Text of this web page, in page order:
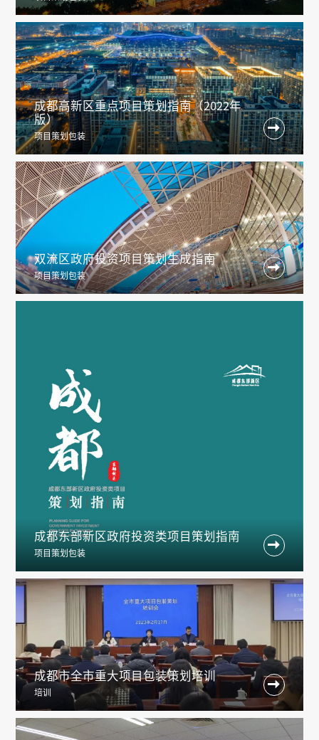
成都高新区重点项目策划指南（2022年
版）
项目策划包装

双流区政府投资项目策划生成指南
项目策划包装

成都东部新区政府投资类项目策划指南
项目策划包装

成都市全市重大项目包装策划培训
培训
